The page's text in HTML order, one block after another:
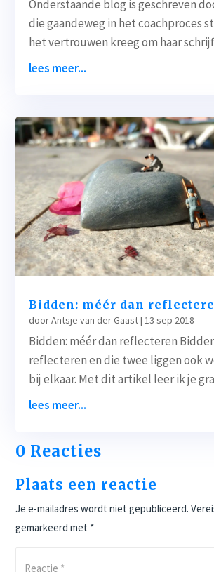
Onderstaande blog is geschreven
die gaandeweg in het coachproces
het vertrouwen kreeg om haar
lees meer...
Bidden: méér dan
doorAntsje van der Gaast|13 sep 2018
Bidden: méér dan reflecteren
reflecteren en die twee liggen ook
bij elkaar. Met dit artikel leer ik je
lees meer...
0 Reacties
Plaats een reactie
Je e-mailadres wordt niet gepubliceerd.
gemarkeerd met *